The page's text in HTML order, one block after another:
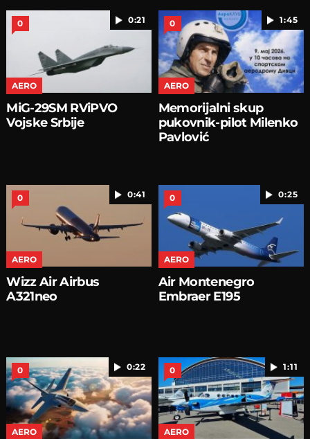
0:21
0
AERO
MiG-29SM RViPVO
Vojske Srbije
1:45
0
AERO
Memorijalni skup
pukovnik-pilot Milenko
Pavlović
0:41
0
AERO
Wizz Air Airbus
A321neo
0:25
0
AERO
Air Montenegro
Embraer E195
0:22
0
AERO
1:11
0
AERO